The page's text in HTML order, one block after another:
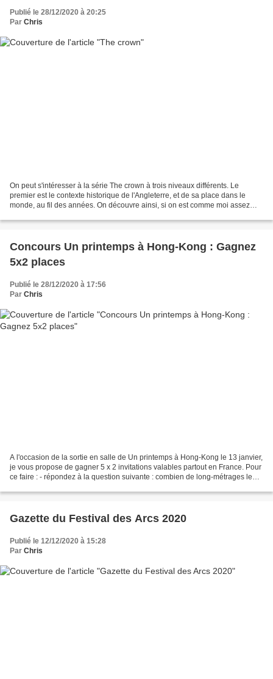
Publié le 28/12/2020 à 20:25
Par Chris
On peut s'intéresser à la série The crown à trois niveaux différents. Le
premier est le contexte historique de l'Angleterre, et de sa place dans le
monde, au fil des années. On découvre ainsi, si on est comme moi assez
Concours Un printemps à Hong-Kong : Gagnez
5x2 places
Publié le 28/12/2020 à 17:56
Par Chris
A l'occasion de la sortie en salle de Un printemps à Hong-Kong le 13 janvier,
je vous propose de gagner 5 x 2 invitations valables partout en France. Pour
ce faire : - répondez à la question suivante : combien de long-métrages le
Gazette du Festival des Arcs 2020
Publié le 12/12/2020 à 15:28
Par Chris